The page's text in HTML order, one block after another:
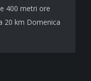
400 metri ore
20 km Domenica